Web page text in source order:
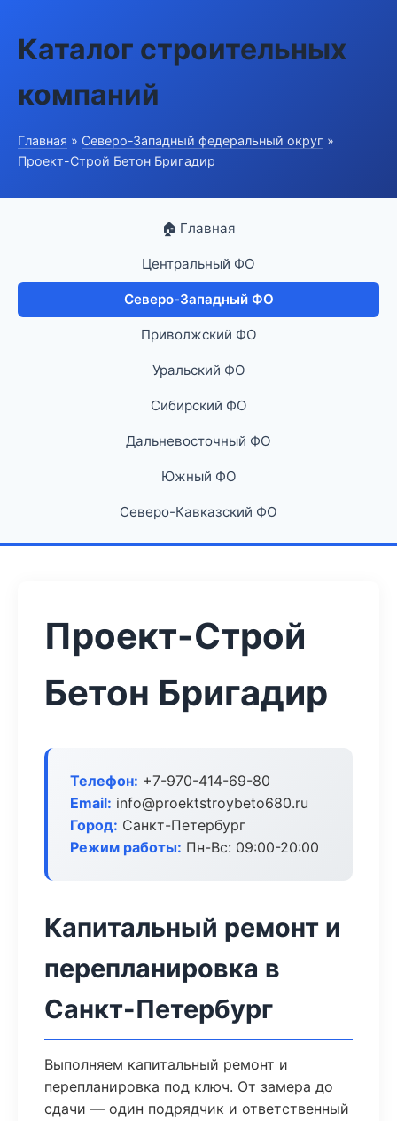
Каталог строительных
компаний
Главная » Северо-Западный федеральный округ »
Проект-Строй Бетон Бригадир
🏠 Главная
Центральный ФО
Северо-Западный ФО
Приволжский ФО
Уральский ФО
Сибирский ФО
Дальневосточный ФО
Южный ФО
Северо-Кавказский ФО
Проект-Строй
Бетон Бригадир
Телефон: +7-970-414-69-80
Email: info@proektstroybeto680.ru
Город: Санкт-Петербург
Режим работы: Пн-Вс: 09:00-20:00
Капитальный ремонт и
перепланировка в
Санкт-Петербург
Выполняем капитальный ремонт и
перепланировка под ключ. От замера до
сдачи — один подрядчик и ответственный